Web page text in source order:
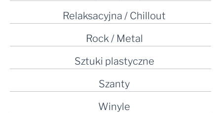
Relaksacyjna / Chillout
Rock / Metal
Sztuki plastyczne
Szanty
Winyle